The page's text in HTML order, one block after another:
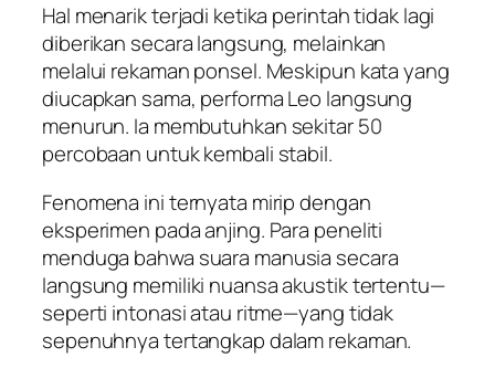
Hal menarik terjadi ketika perintah tidak lagi
diberikan secara langsung, melainkan
melalui rekaman ponsel. Meskipun kata yang
diucapkan sama, performa Leo langsung
menurun. Ia membutuhkan sekitar 50
percobaan untuk kembali stabil.
Fenomena ini ternyata mirip dengan
eksperimen pada anjing. Para peneliti
menduga bahwa suara manusia secara
langsung memiliki nuansa akustik tertentu—
seperti intonasi atau ritme—yang tidak
sepenuhnya tertangkap dalam rekaman.